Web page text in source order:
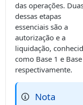
das operações.
dessas etapas
essenciais são a
autorização e a
liquidação,
como Base 1 e
respectivamente.
Nota